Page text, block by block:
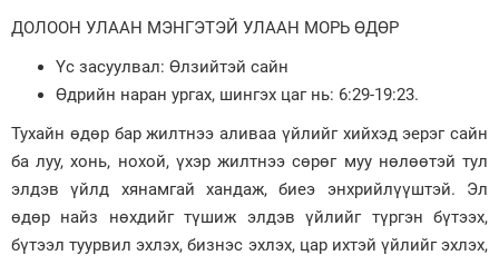
Энтертайнмэнт
Зурхай
ДОЛООН УЛААН МЭНГЭТЭЙ УЛААН МОРЬ ӨДӨР
Үс засуулвал: Өлзийтэй сайн
Өдрийн наран ургах, шингэх цаг нь: 6:29-19:23.
Тухайн өдөр бар жилтнээ аливаа үйлийг хийхэд эерэг сайн
ба луу, хонь, нохой, үхэр жилтнээ сөрөг муу нөлөөтэй тул
элдэв үйлд хянамгай хандаж, биеэ энхрийлүүштэй. Эл
өдөр найз нөхдийг түшиж элдэв үйлийг түргэн бүтээх,
бүтээл туурвил эхлэх, бизнэс эхлэх, цар ихтэй үйлийг эхлэх,